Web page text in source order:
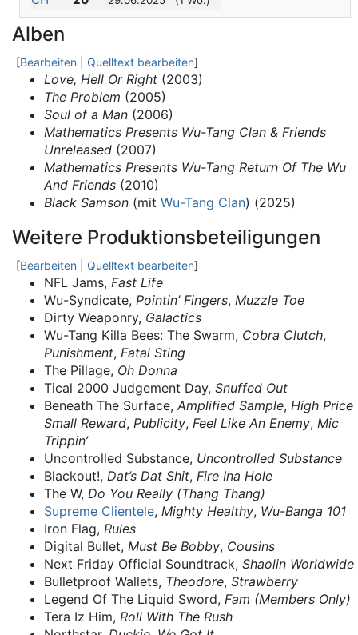
Alben
[Bearbeiten Quelltext bearbeiten]
Love, Hell Or Right (2003)
The Problem (2005)
Soul of a Man (2006)
Mathematics Presents Wu-Tang Clan & Friends
Unreleased (2007)
Mathematics Presents Wu-Tang Return Of The Wu
And Friends (2010)
Black Samson (mit Wu-Tang Clan) (2025)
Weitere Produktionsbeteiligungen
[Bearbeiten Quelltext bearbeiten]
NFL Jams, Fast Life
Wu-Syndicate, Pointin’ Fingers, Muzzle Toe
Dirty Weaponry, Galactics
Wu-Tang Killa Bees: The Swarm, Cobra Clutch,
Punishment, Fatal Sting
The Pillage, Oh Donna
Tical 2000 Judgement Day, Snuffed Out
Beneath The Surface, Amplified Sample, High Price
Small Reward, Publicity, Feel Like An Enemy, Mic
Trippin’
Uncontrolled Substance, Uncontrolled Substance
Blackout!, Dat’s Dat Shit, Fire Ina Hole
The W, Do You Really (Thang Thang)
Supreme Clientele, Mighty Healthy, Wu-Banga 101
Iron Flag, Rules
Digital Bullet, Must Be Bobby, Cousins
Next Friday Official Soundtrack, Shaolin Worldwide
Bulletproof Wallets, Theodore, Strawberry
Legend Of The Liquid Sword, Fam (Members Only)
Tera Iz Him, Roll With The Rush